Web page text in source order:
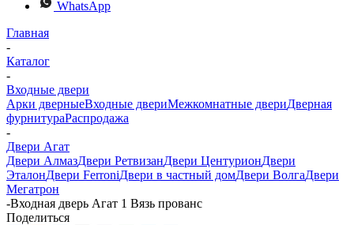
WhatsApp
Главная
-
Каталог
-
Входные двери
Арки дверныеВходные двериМежкомнатные двериДверная
фурнитураРаспродажа
-
Двери Агат
Двери АлмазДвери РетвизанДвери ЦентурионДвери
ЭталонДвери FerroniДвери в частный домДвери ВолгаДвери
Мегатрон
-Входная дверь Агат 1 Вязь прованс
Поделиться